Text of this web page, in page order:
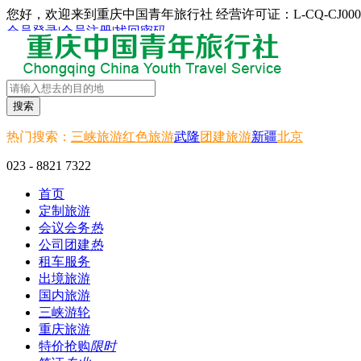
您好，欢迎来到重庆中国青年旅行社 经营许可证：L-CQ-
会员登录|会员注册|找回密码
搜索
热门搜索： 三峡旅游红色旅游武隆团建旅游新疆北京
023 - 8821 7322
首页
定制旅游
会议会务热
公司团建热
租车服务
出境旅游
国内旅游
三峡游轮
重庆旅游
特价抢购限时